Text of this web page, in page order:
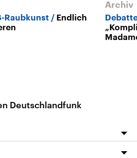
Raubkunst
Endlich
Archiv
Deutschlandfunk